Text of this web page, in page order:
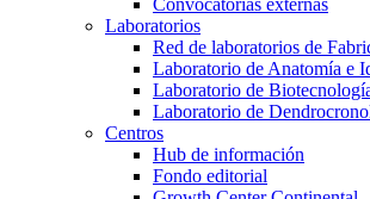
Convocatorias externas
Laboratorios
Red de laboratorios de
Laboratorio de Anatomía e
Laboratorio de
Laboratorio de
Centros
Hub de información
Fondo editorial